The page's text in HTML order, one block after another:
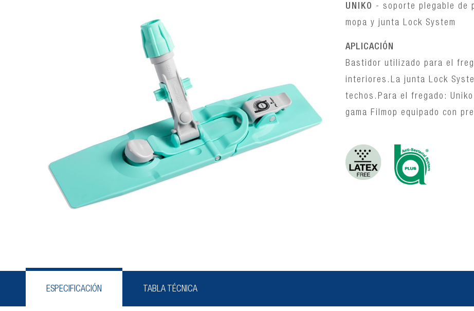
UNIKO - soporte plegable de
mopa y junta Lock System
APLICACIÓN
Bastidor utilizado para el
interiores.La junta Lock
techos.Para el fregado:
gama Filmop equipado con
ESPECIFICACIÓN TABLA TÉCNICA